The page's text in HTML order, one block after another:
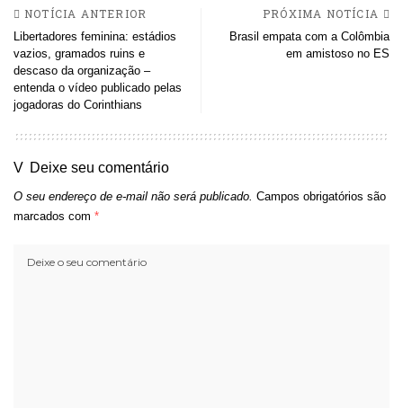
NOTÍCIA ANTERIOR
Libertadores feminina: estádios
vazios, gramados ruins e
descaso da organização –
entenda o vídeo publicado pelas
jogadoras do Corinthians
PRÓXIMA NOTÍCIA
Brasil empata com a Colômbia
em amistoso no ES
Deixe seu comentário
O seu endereço de e-mail não será publicado. Campos obrigatórios são
marcados com *